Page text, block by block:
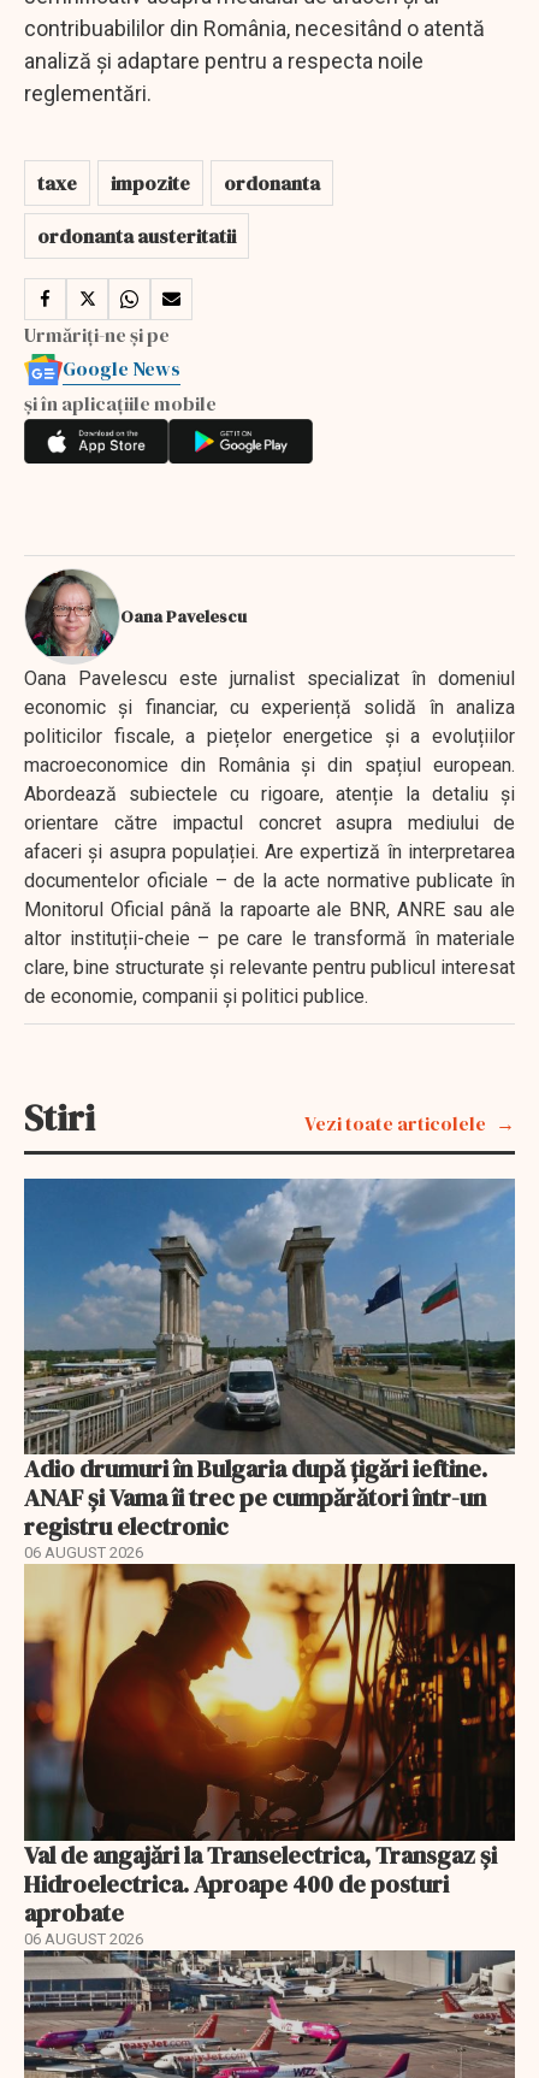
contribuabililor din România, necesitând o atentă
analiză și adaptare pentru a respecta noile
reglementări.
taxe impozite
ordonanta
ordonanta austeritatii
Urmăriți-ne și pe
Google News
și în aplicațiile mobile
Oana Pavelescu
Oana Pavelescu este jurnalist specializat în domeniul
economic și financiar, cu experiență solidă în analiza
politicilor fiscale, a piețelor energetice și a evoluțiilor
macroeconomice din România și din spațiul european.
Abordează subiectele cu rigoare, atenție la detaliu și
orientare către impactul concret asupra mediului de
afaceri și asupra populației. Are expertiză în interpretarea
documentelor oficiale – de la acte normative publicate în
Monitorul Oficial până la rapoarte ale BNR, ANRE sau ale
altor instituții-cheie – pe care le transformă în materiale
clare, bine structurate și relevante pentru publicul interesat
de economie, companii și politici publice.
Stiri Vezi toate articolele
Adio drumuri în Bulgaria după țigări ieftine.
ANAF și Vama îi trec pe cumpărători într-un
registru electronic
06 AUGUST 2026
Val de angajări la Transelectrica, Transgaz și
Hidroelectrica. Aproape 400 de posturi
aprobate
06 AUGUST 2026